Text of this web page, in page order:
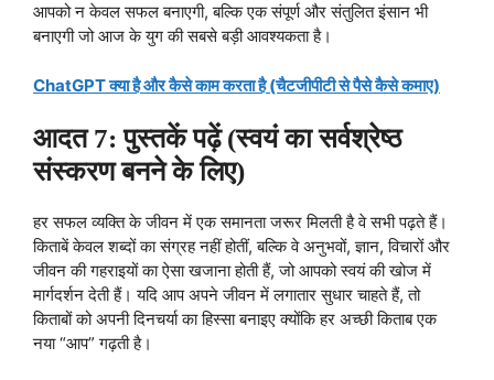
आपको न केवल सफल बनाएगी, बल्कि एक संपूर्ण और संतुलित इंसान भी
बनाएगी जो आज के युग की सबसे बड़ी आवश्यकता है।
ChatGPT क्या है और कैसे काम करता है (चैटजीपीटी से पैसे कैसे कमाए)
आदत 7: पुस्तकें पढ़ें (स्वयं का सर्वश्रेष्ठ
संस्करण बनने के लिए)
हर सफल व्यक्ति के जीवन में एक समानता जरूर मिलती है वे सभी पढ़ते हैं।
किताबें केवल शब्दों का संग्रह नहीं होतीं, बल्कि वे अनुभवों, ज्ञान, विचारों और
जीवन की गहराइयों का ऐसा खजाना होती हैं, जो आपको स्वयं की खोज में
मार्गदर्शन देती हैं। यदि आप अपने जीवन में लगातार सुधार चाहते हैं, तो
किताबों को अपनी दिनचर्या का हिस्सा बनाइए क्योंकि हर अच्छी किताब एक
नया “आप” गढ़ती है।